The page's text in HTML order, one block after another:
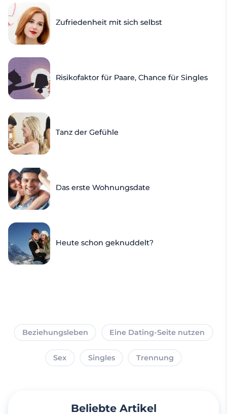
Zufriedenheit mit sich selbst
Risikofaktor für Paare, Chance für Singles
Tanz der Gefühle
Das erste Wohnungsdate
Heute schon geknuddelt?
Beziehungsleben Eine Dating-Seite nutzen
Sex Singles Trennung
Beliebte Artikel